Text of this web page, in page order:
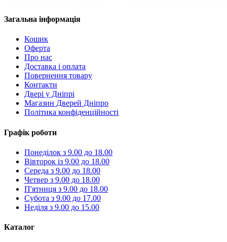
Загальна інформація
Кошик
Оферта
Про нас
Доставка і оплата
Повернення товару
Контакти
Двері у Дніпрі
Магазин Дверей Дніпро
Політика конфіденційності
Графік роботи
Понеділок з 9.00 до 18.00
Вівторок із 9.00 до 18.00
Середа з 9.00 до 18.00
Четвер з 9.00 до 18.00
П'ятниця з 9.00 до 18.00
Субота з 9.00 до 17.00
Неділя з 9.00 до 15.00
Каталог